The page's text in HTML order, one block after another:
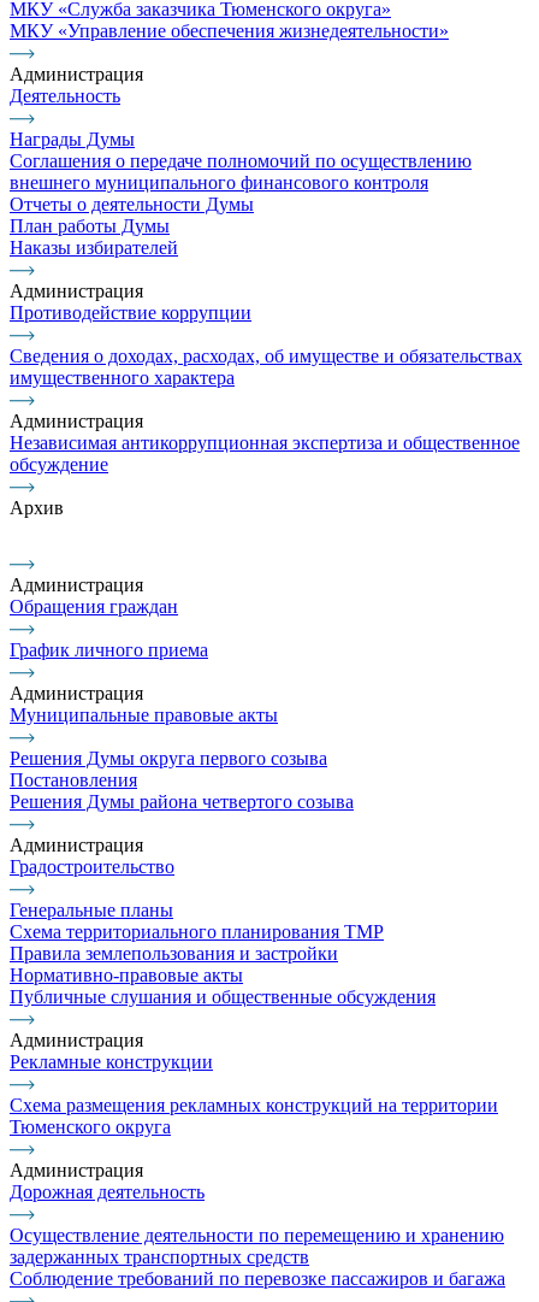
МКУ «Служба заказчика Тюменского округа»
МКУ «Управление обеспечения жизнедеятельности»
Администрация
Деятельность
Награды Думы
Соглашения о передаче полномочий по осуществлению
внешнего муниципального финансового контроля
Отчеты о деятельности Думы
План работы Думы
Наказы избирателей
Администрация
Противодействие коррупции
Сведения о доходах, расходах, об имуществе и обязательствах
имущественного характера
Администрация
Независимая антикоррупционная экспертиза и общественное
обсуждение
Архив
Администрация
Обращения граждан
График личного приема
Администрация
Муниципальные правовые акты
Решения Думы округа первого созыва
Постановления
Решения Думы района четвертого созыва
Администрация
Градостроительство
Генеральные планы
Схема территориального планирования ТМР
Правила землепользования и застройки
Нормативно-правовые акты
Публичные слушания и общественные обсуждения
Администрация
Рекламные конструкции
Схема размещения рекламных конструкций на территории
Тюменского округа
Администрация
Дорожная деятельность
Осуществление деятельности по перемещению и хранению
задержанных транспортных средств
Соблюдение требований по перевозке пассажиров и багажа